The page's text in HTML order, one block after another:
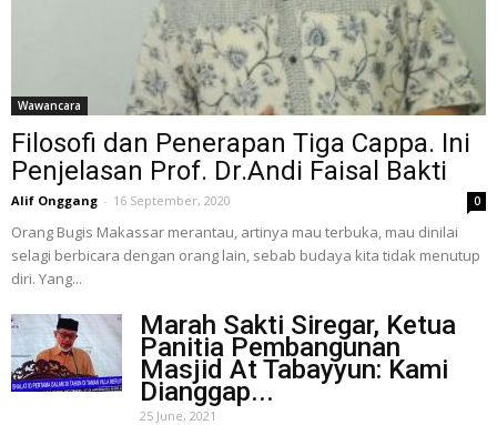
Wawancara
Filosofi dan Penerapan Tiga Cappa. Ini
Penjelasan Prof. Dr.Andi Faisal Bakti
Alif Onggang - 16 September, 2020 0
Orang Bugis Makassar merantau, artinya mau terbuka, mau dinilai
selagi berbicara dengan orang lain, sebab budaya kita tidak menutup
diri. Yang...
Marah Sakti Siregar, Ketua
Panitia Pembangunan
Masjid At Tabayyun: Kami
Dianggap...
25 June, 2021